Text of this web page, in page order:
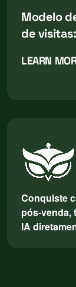
Modelo
de
LEARN
Conquiste
pós-venda,
IA